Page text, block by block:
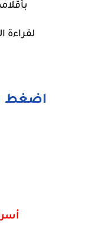
لقراءة
اضغط